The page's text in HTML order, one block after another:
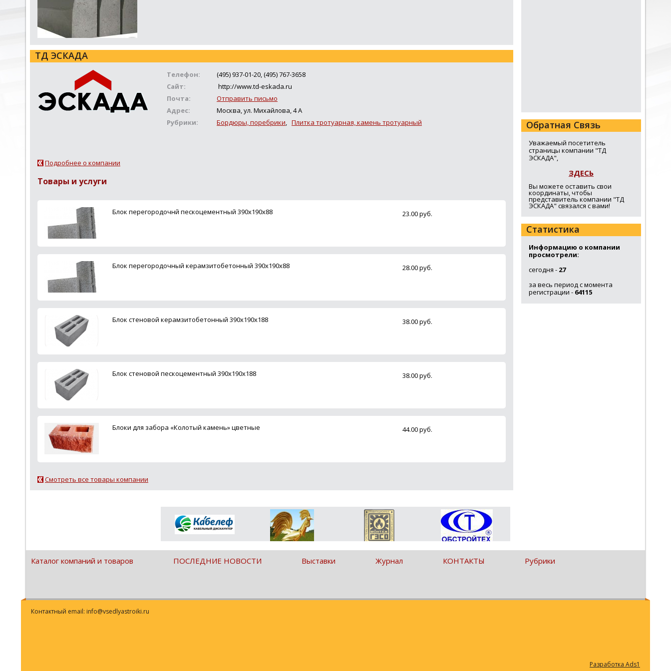
ТД ЭСКАДА
Телефон:
(495) 937-01-20, (495) 767-3658
Сайт:
http://www.td-eskada.ru
Почта:
Отправить письмо
Адрес:
Москва, ул. Михайлова, 4 А
Рубрики:
Бордюры, поребрики, Плитка тротуарная, камень тротуарный
Подробнее о компании
Товары и услуги
Блок перегородочнй пескоцементный 390х190х88 23.00 руб.
Блок перегородочный керамзитобетонный 390х190х88 28.00 руб.
Блок стеновой керамзитобетонный 390х190х188 38.00 руб.
Блок стеновой пескоцементный 390х190х188 38.00 руб.
Блоки для забора «Колотый камень» цветные 44.00 руб.
Смотреть все товары компании
Обратная Связь
Уважаемый посетитель
страницы компании "ТД
ЭСКАДА",
ЗДЕСЬ
Вы можете оставить свои
координаты, чтобы
представитель компании "ТД
ЭСКАДА" связался с вами!
Статистика
Информацию о компании
просмотрели:
сегодня - 27
за весь период с момента
регистрации - 64115
Каталог компаний и товаров ПОСЛЕДНИЕ НОВОСТИ Выставки Журнал КОНТАКТЫ Рубрики
Контактный email: info@vsedlyastroiki.ru
Разработка Ads1